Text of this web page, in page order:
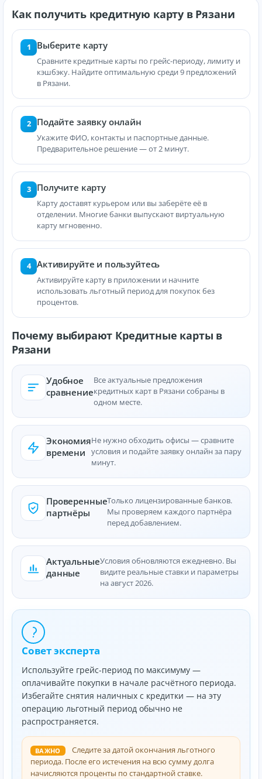
Как получить кредитную карту в Рязани
1 Выберите карту
Сравните кредитные карты по грейс-периоду, лимиту и
кэшбэку. Найдите оптимальную среди 9 предложений
в Рязани.
2 Подайте заявку онлайн
Укажите ФИО, контакты и паспортные данные.
Предварительное решение — от 2 минут.
3 Получите карту
Карту доставят курьером или вы заберёте её в
отделении. Многие банки выпускают виртуальную
карту мгновенно.
4 Активируйте и пользуйтесь
Активируйте карту в приложении и начните
использовать льготный период для покупок без
процентов.
Почему выбирают Кредитные карты в
Рязани
Удобное
сравнение
Все актуальные предложения
кредитных карт в Рязани собраны в
одном месте.
Экономия
времени
Не нужно обходить офисы — сравните
условия и подайте заявку онлайн за пару
минут.
Проверенные
партнёры
Только лицензированные банков.
Мы проверяем каждого партнёра
перед добавлением.
Актуальные
данные
Условия обновляются ежедневно. Вы
видите реальные ставки и параметры
на август 2026.
Совет эксперта
Используйте грейс-период по максимуму —
оплачивайте покупки в начале расчётного периода.
Избегайте снятия наличных с кредитки — на эту
операцию льготный период обычно не
распространяется.
ВАЖНО
Следите за датой окончания льготного
периода. После его истечения на всю сумму долга
начисляются проценты по стандартной ставке.